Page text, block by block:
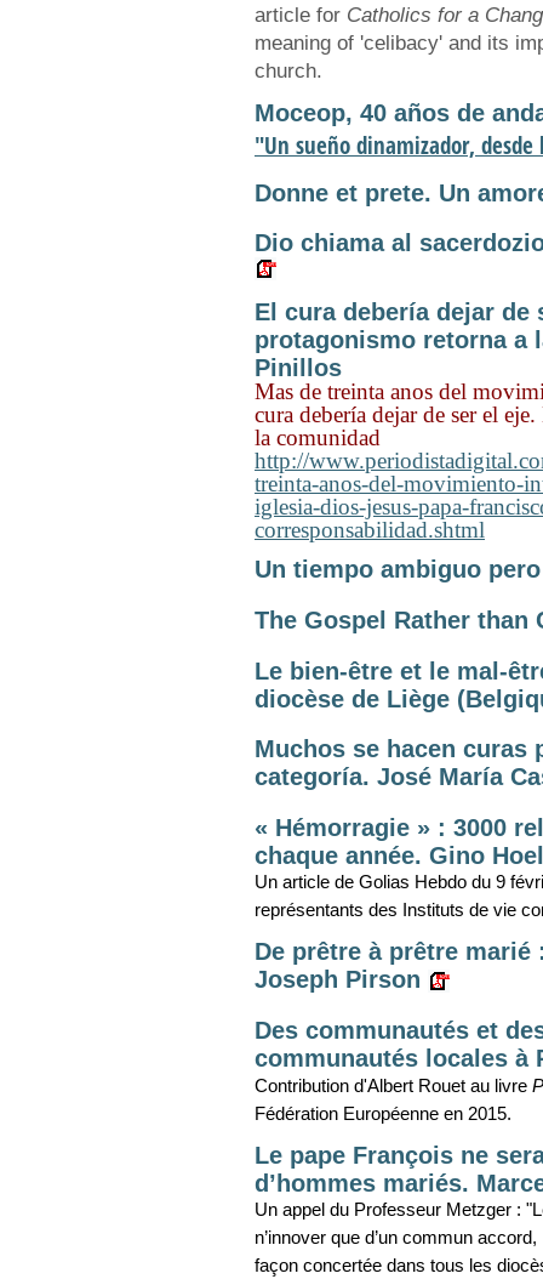
article for Catholics for a
meaning of 'celibacy' and its
church.
Moceop, 40 años de
"Un sueño dinamizador,
Donne et prete. Un
Dio chiama al
El cura debería dejar
protagonismo retorna a
Pinillos
Mas de treinta anos del
cura debería dejar de ser el
la comunidad
http://
treinta-anos-del-movimiento-
iglesia-dios-jesus-papa-
corresponsabilidad.shtml
Un tiempo ambiguo
The Gospel Rather than
Le bien-être et le mal-
diocèse de Liège
Muchos se hacen curas
categoría. José María
« Hémorragie » : 3000
chaque année. Gino Hoel
Un article de Golias Hebdo du 9
représentants des Instituts de vie
De prêtre à prêtre
Joseph Pirson
Des communautés et
communautés locales à
Contribution d'Albert Rouet au livre
Fédération Européenne en 2015.
Le pape François ne
d’hommes mariés.
Un appel du Professeur Metzger :
n’innover que d’un commun
façon concertée dans tous les